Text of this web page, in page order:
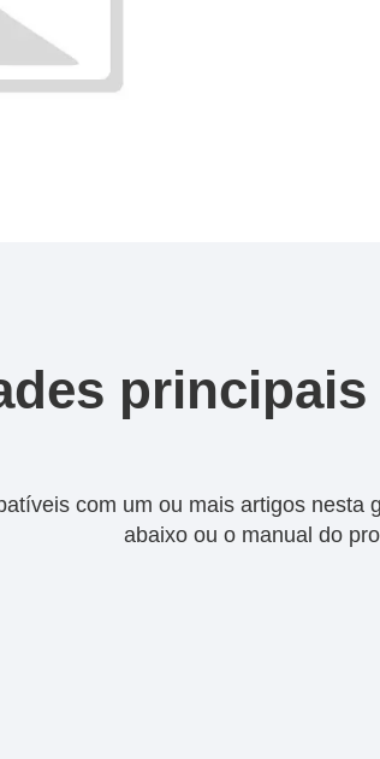
com um ou mais artigos nesta
abaixo ou o manual do